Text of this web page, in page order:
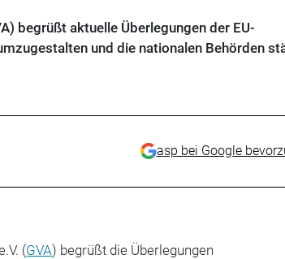
begrüßt aktuelle Überlegungen der EU-
und die nationalen Behörden
asp bei Google
(GVA) begrüßt die Überlegungen